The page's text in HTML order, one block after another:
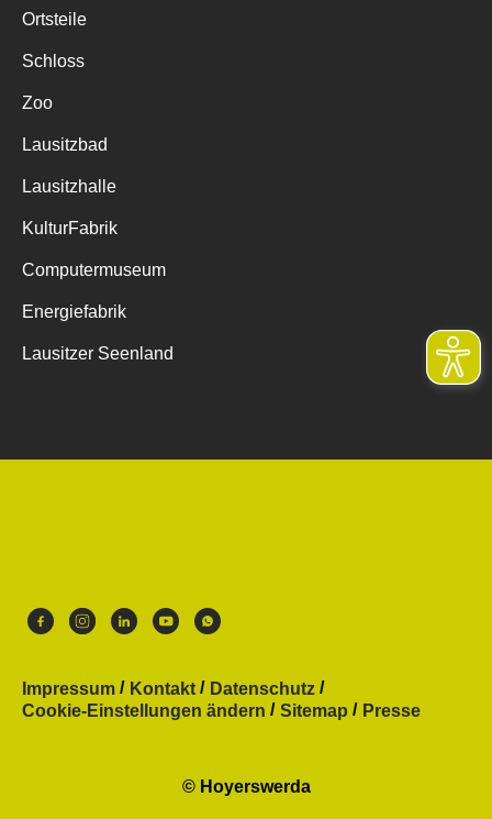
Ortsteile
Schloss
Zoo
Lausitzbad
Lausitzhalle
KulturFabrik
Computermuseum
Energiefabrik
Lausitzer Seenland
Impressum Kontakt
Datenschutz
Cookie-Einstellungen ändern
Sitemap Presse
© Hoyerswerda